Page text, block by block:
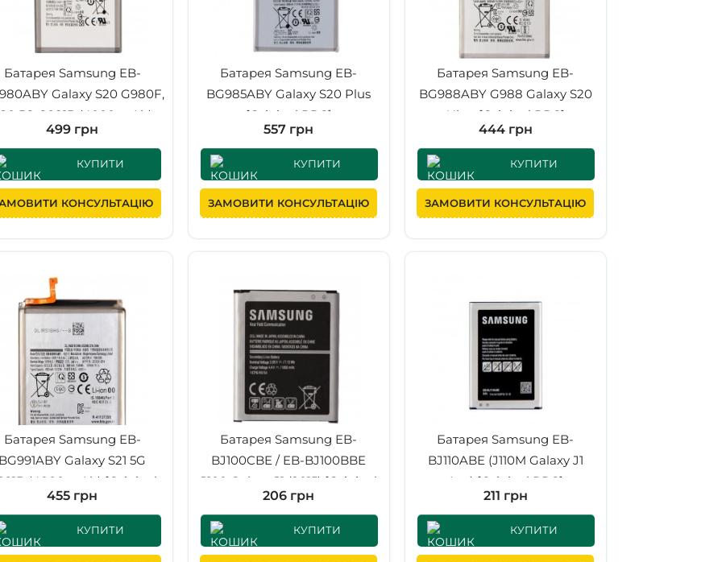
Батарея Samsung EB-
Galaxy S20 G980F,
5G G981B (4000 mAh)
[Original PRC]
499 грн
КУПИТИ
КОНСУЛЬТАЦІЮ
Батарея Samsung EB-
BG985ABY Galaxy S20 Plus
[Original PRC]
557 грн
КУПИТИ
ЗАМОВИТИ КОНСУЛЬТАЦІЮ
Батарея Samsung EB-
BG988ABY G988 Galaxy S20
Ultra [Original PRC]
444 грн
КУПИТИ
ЗАМОВИТИ КОНСУЛЬТАЦІЮ
Батарея Samsung EB-
Galaxy S21 5G
(4000 mAh) [Original
PRC]
455 грн
КУПИТИ
Батарея Samsung EB-
BJ100CBE / EB-BJ100BBE
J100 Galaxy J1 (2015) [Original
PRC]
206 грн
КУПИТИ
Батарея Samsung EB-
BJ110ABE (J110M Galaxy J1
Ace) [Original PRC]
211 грн
КУПИТИ